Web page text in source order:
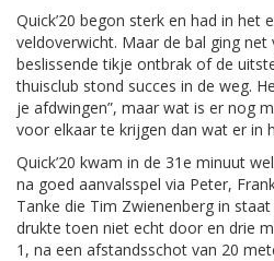
Quick’20 begon sterk en had in het
veldoverwicht. Maar de bal ging
beslissende tikje ontbrak of de
thuisclub stond succes in de weg.
je afdwingen”, maar wat is er nog
voor elkaar te krijgen dan wat er in
Quick’20 kwam in de 31e minuut
na goed aanvalsspel via Peter,
Tanke die Tim Zwienenberg in staat
drukte toen niet echt door en drie
1, na een afstandsschot van 20